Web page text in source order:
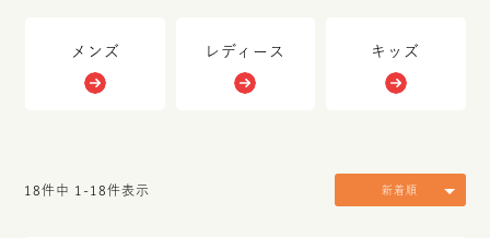
メンズ レディース キッズ
新着順
18件中 1 -18件表示